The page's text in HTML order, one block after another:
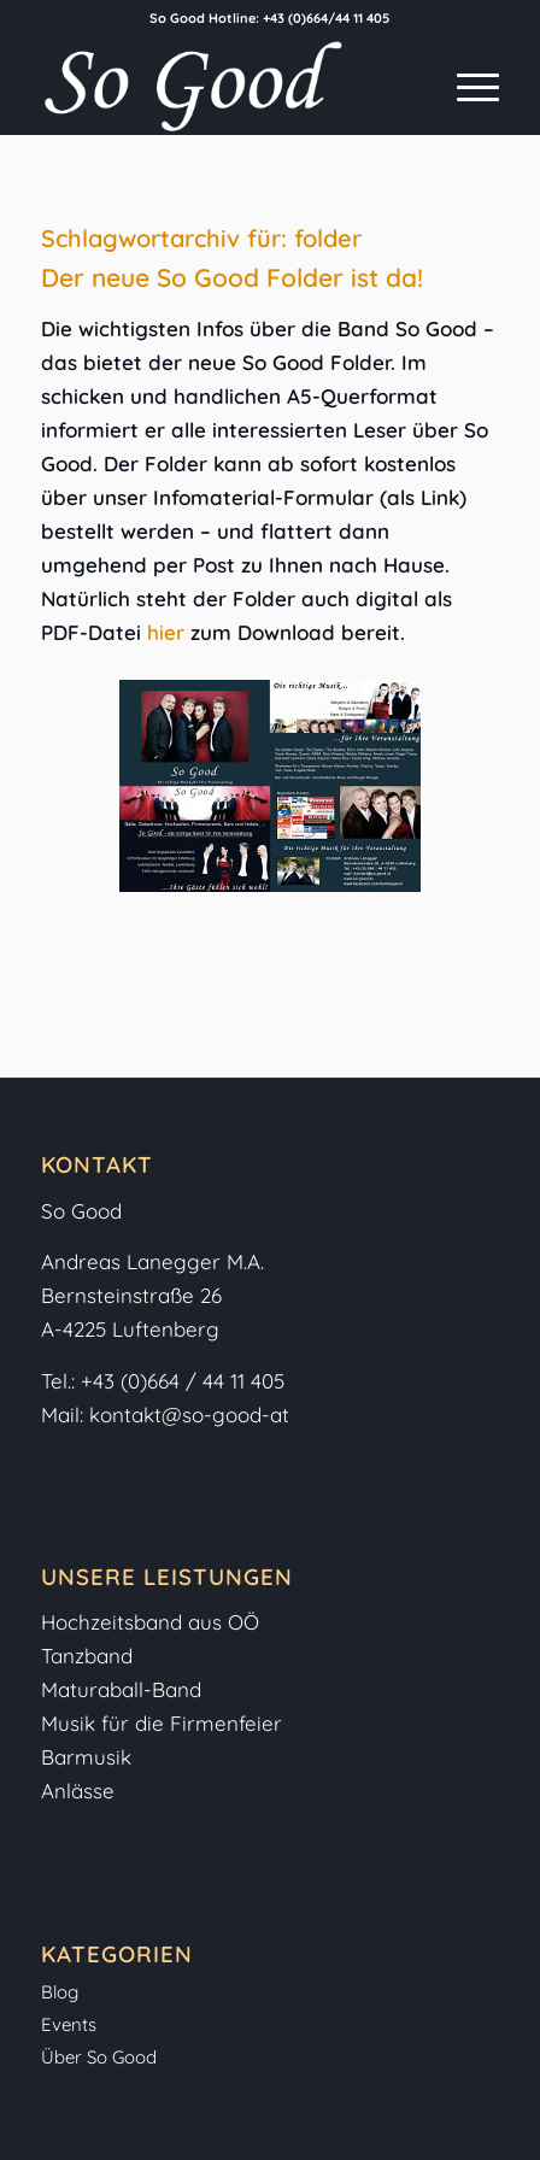
So Good Hotline:+43 (0)664/44 11 405
Schlagwortarchiv für: folder
Der neue So Good Folder ist da!
Die wichtigsten Infos über die Band So Good –
das bietet der neue So Good Folder. Im
schicken und handlichen A5-Querformat
informiert er alle interessierten Leser über So
Good. Der Folder kann ab sofort kostenlos
über unser Infomaterial-Formular (als Link)
bestellt werden – und flattert dann
umgehend per Post zu Ihnen nach Hause.
Natürlich steht der Folder auch digital als
PDF-Datei hierzum Download bereit.
KONTAKT
So Good
Andreas Lanegger M.A.
Bernsteinstraße 26
A-4225 Luftenberg
Tel.: +43 (0)664 / 44 11 405
Mail: kontakt@so-good-at
UNSERE LEISTUNGEN
Hochzeitsband aus OÖ
Tanzband
Maturaball-Band
Musik für die Firmenfeier
Barmusik
Anlässe
KATEGORIEN
Blog
Events
Über So Good